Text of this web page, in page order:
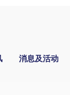
消息及活动